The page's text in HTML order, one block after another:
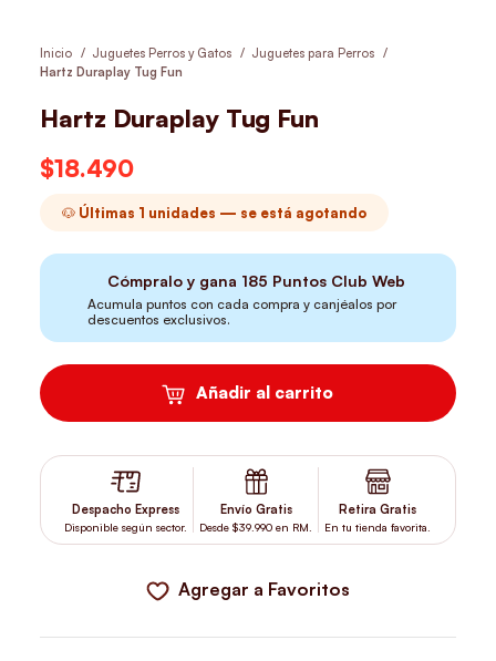
Inicio Juguetes Perros y Gatos
Juguetes para Perros
Hartz Duraplay Tug Fun
Hartz Duraplay Tug Fun
$18.490
🐶 Últimas 1 unidades — se está agotando
Cómpralo y gana 185 Puntos Club Web
Acumula puntos con cada compra y canjéalos por
descuentos exclusivos.
Añadir al carrito
Despacho Express
Disponible según sector.
Envío Gratis
Desde $39.990 en RM.
Retira Gratis
En tu tienda favorita.
Agregar a Favoritos